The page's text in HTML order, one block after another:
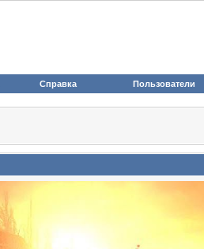
Справка Пользователи